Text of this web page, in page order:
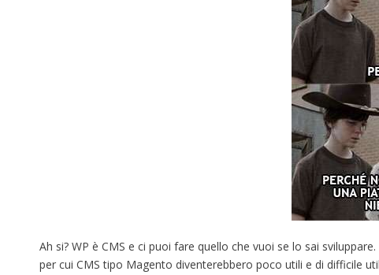
Ah si? WP è CMS e ci puoi fare quello che vuoi se lo sai
per cui CMS tipo Magento diventerebbero poco utili e di difficile